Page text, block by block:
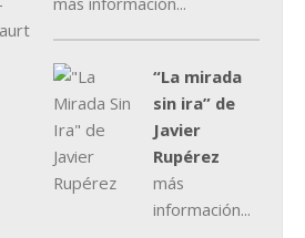
“La mirada
sin ira” de
Javier
Rupérez
más
información...